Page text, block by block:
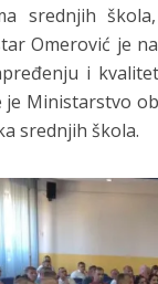
srednjih
Omerović je
i
Ministarstvo
srednjih škola.